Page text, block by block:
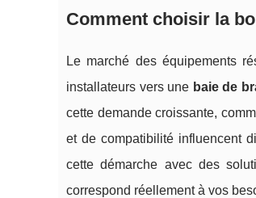
Comment choisir la
Le marché des équipements
installateurs vers une baie de
cette demande croissante,
et de compatibilité influencent
cette démarche avec des
correspond réellement à vos